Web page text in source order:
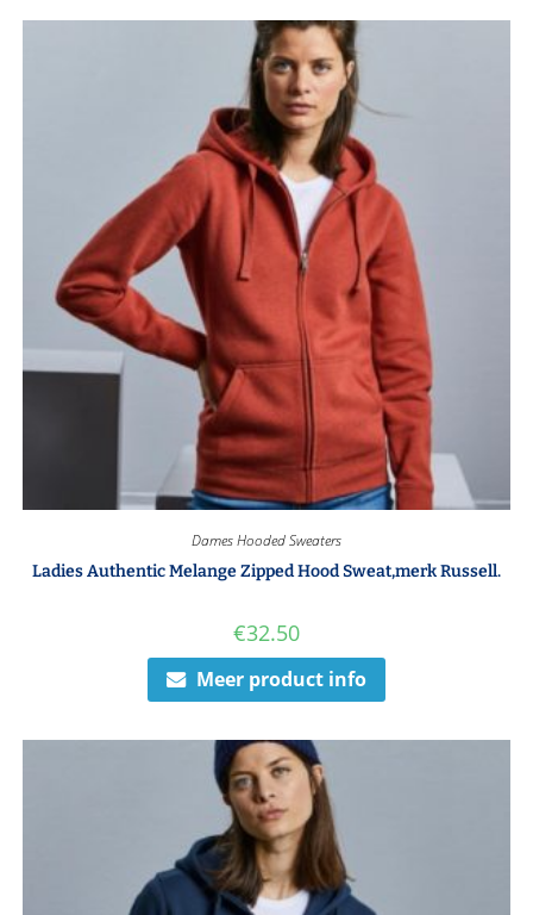
Dames Hooded Sweaters
Ladies Authentic Melange Zipped Hood Sweat,merk Russell.
€32.50
Meer product info